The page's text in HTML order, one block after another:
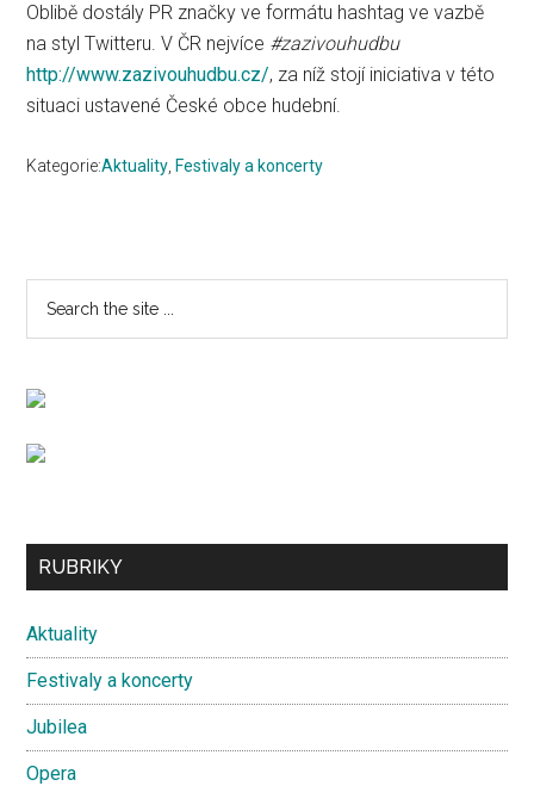
Oblibě dostály PR značky ve formátu hashtag ve vazbě
na styl Twitteru. V ČR nejvíce #zazivouhudbu
http://www.zazivouhudbu.cz/, za níž stojí iniciativa v této
situaci ustavené České obce hudební.
Kategorie:Aktuality Festivaly a koncerty
Primary
Sidebar
...
Secondary
RUBRIKY
Aktuality
Festivaly a koncerty
Jubilea
Opera